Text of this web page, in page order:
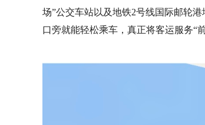
场”公交车站以及地铁2号线国际邮轮
口旁就能轻松乘车，真正将客运服务“前